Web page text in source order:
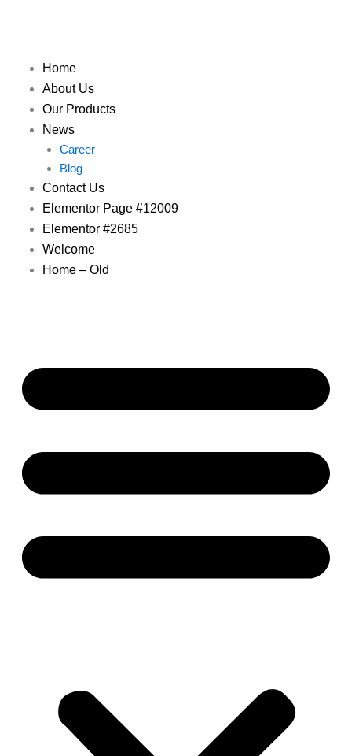
Home
About Us
Our Products
News
Career
Blog
Contact Us
Elementor Page #12009
Elementor #2685
Welcome
Home – Old